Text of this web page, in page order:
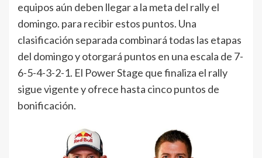
equipos aún deben llegar a la meta del rally el
domingo. para recibir estos puntos. Una
clasificación separada combinará todas las etapas
del domingo y otorgará puntos en una escala de 7-
6-5-4-3-2-1. El Power Stage que finaliza el rally
sigue vigente y ofrece hasta cinco puntos de
bonificación.